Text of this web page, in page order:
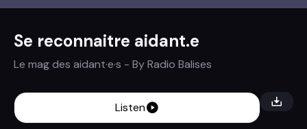
Se reconnaitre aidant.e
Le mag des aidant·e·s - ByRadio Balises
Listen